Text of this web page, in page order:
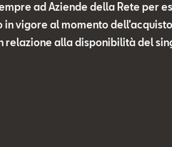
ad Aziende della Rete per
vigore al momento
alla disponibilità del